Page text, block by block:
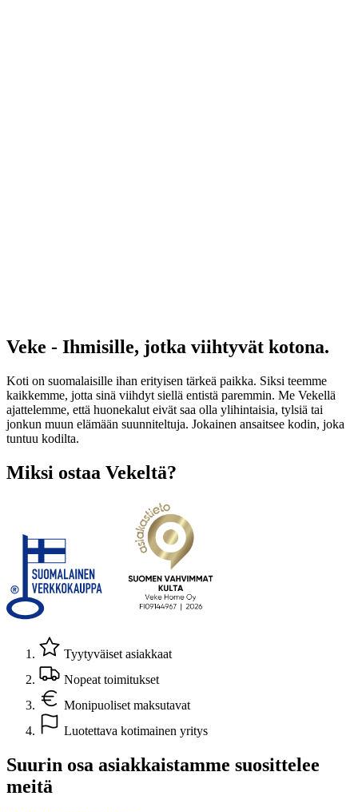
Veke - Ihmisille, jotka viihtyvät kotona.
Koti on suomalaisille ihan erityisen tärkeä paikka. Siksi teemme
kaikkemme, jotta sinä viihdyt siellä entistä paremmin. Me Vekellä
ajattelemme, että huonekalut eivät saa olla ylihintaisia, tylsiä tai
jonkun muun elämään suunniteltuja. Jokainen ansaitsee kodin, joka
tuntuu kodilta.
Miksi ostaa Vekeltä?
Tyytyväiset asiakkaat
Nopeat toimitukset
Monipuoliset maksutavat
Luotettava kotimainen yritys
Suurin osa asiakkaistamme suosittelee
meitä